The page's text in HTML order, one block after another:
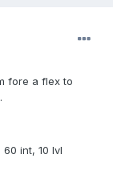
fore a flex to
int, 10 lvl